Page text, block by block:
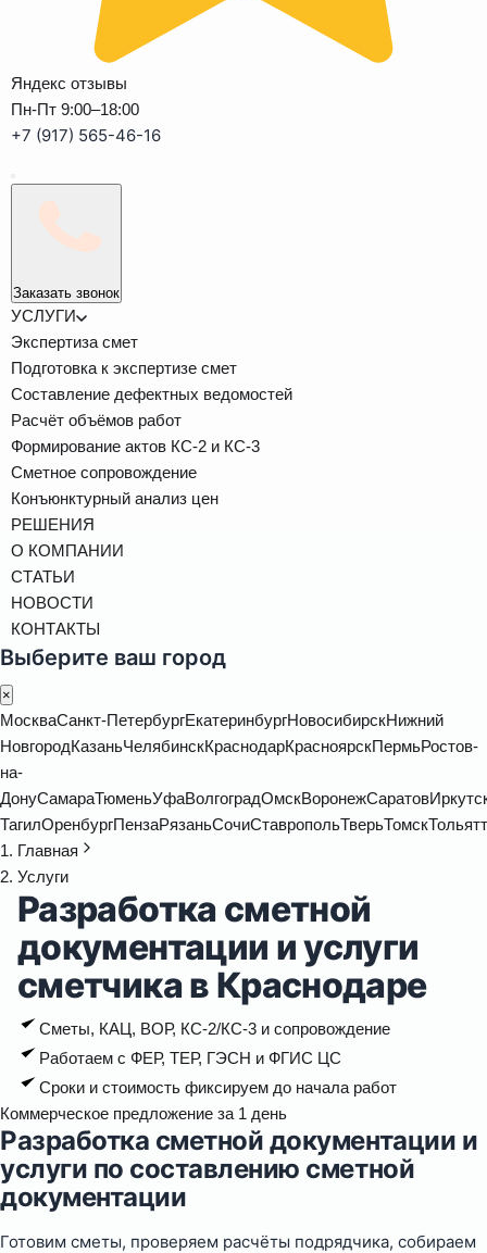
Яндекс отзывы
Пн-Пт 9:00–18:00
+7 (917) 565-46-16
Заказать звонок
УСЛУГИ
Экспертиза смет
Подготовка к экспертизе смет
Составление дефектных ведомостей
Расчёт объёмов работ
Формирование актов КС-2 и КС-3
Сметное сопровождение
Конъюнктурный анализ цен
РЕШЕНИЯ
О КОМПАНИИ
СТАТЬИ
НОВОСТИ
КОНТАКТЫ
Выберите ваш город
×
МоскваСанкт-ПетербургЕкатеринбургНовосибирскНижний
НовгородКазаньЧелябинскКраснодарКрасноярскПермьРостов-
на-
ДонуСамараТюменьУфаВолгоградОмскВоронежСаратов
ТагилОренбургПензаРязаньСочиСтавропольТверьТомск
Главная
Услуги
Разработка сметной
документации и услуги
сметчика в Краснодаре
Сметы, КАЦ, ВОР, КС-2/КС-3 и сопровождение
Работаем с ФЕР, ТЕР, ГЭСН и ФГИС ЦС
Сроки и стоимость фиксируем до начала работ
Коммерческое предложение за 1 день
Разработка сметной документации и
услуги по составлению сметной
документации
Готовим сметы, проверяем расчёты подрядчика, собираем